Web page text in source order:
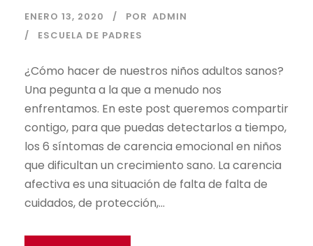
ENERO 13, 2020 POR ADMIN
ESCUELA DE PADRES
¿Cómo hacer de nuestros niños adultos sanos?
Una pegunta a la que a menudo nos
enfrentamos. En este post queremos compartir
contigo, para que puedas detectarlos a tiempo,
los 6 síntomas de carencia emocional en niños
que dificultan un crecimiento sano. La carencia
afectiva es una situación de falta de falta de
cuidados, de protección,...